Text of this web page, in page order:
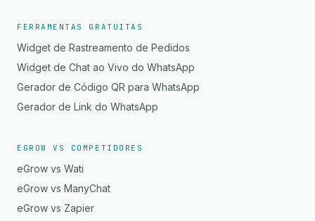
FERRAMENTAS GRATUITAS
Widget de Rastreamento de Pedidos
Widget de Chat ao Vivo do WhatsApp
Gerador de Código QR para WhatsApp
Gerador de Link do WhatsApp
EGROW VS COMPETIDORES
eGrow vs Wati
eGrow vs ManyChat
eGrow vs Zapier